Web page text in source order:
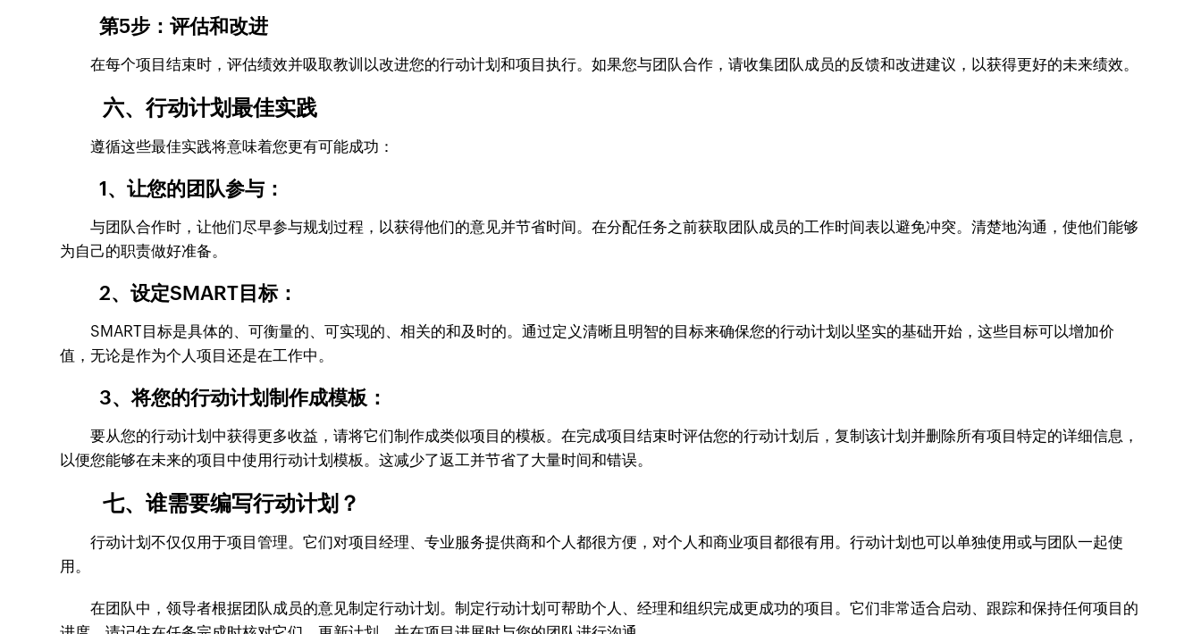
第5步：评估和改进
在每个项目结束时，评估绩效并吸取教训以改进您的行动计划和项目执行。如果您与团队合作，请收集团队成员的反馈和改进建议，以获得更好的未来绩效。
六、行动计划最佳实践
遵循这些最佳实践将意味着您更有可能成功：
1、让您的团队参与：
与团队合作时，让他们尽早参与规划过程，以获得他们的意见并节省时间。在分配任务之前获取团队成员的工作时间表以避免冲突。清楚地沟通，使他们能够
为自己的职责做好准备。
2、设定SMART目标：
SMART目标是具体的、可衡量的、可实现的、相关的和及时的。通过定义清晰且明智的目标来确保您的行动计划以坚实的基础开始，这些目标可以增加价
值，无论是作为个人项目还是在工作中。
3、将您的行动计划制作成模板：
要从您的行动计划中获得更多收益，请将它们制作成类似项目的模板。在完成项目结束时评估您的行动计划后，复制该计划并删除所有项目特定的详细信息，
以便您能够在未来的项目中使用行动计划模板。这减少了返工并节省了大量时间和错误。
七、谁需要编写行动计划？
行动计划不仅仅用于项目管理。它们对项目经理、专业服务提供商和个人都很方便，对个人和商业项目都很有用。行动计划也可以单独使用或与团队一起使
用。
在团队中，领导者根据团队成员的意见制定行动计划。制定行动计划可帮助个人、经理和组织完成更成功的项目。它们非常适合启动、跟踪和保持任何项目的